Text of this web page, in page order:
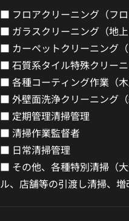
■ フロアクリーニング（フ
■ ガラスクリーニング（地
■ カーペットクリーニング
■ 石質系タイル特殊クリー
■ 各種コーティング作業（
■ 外壁面洗浄クリーニング（
■ 定期管理清掃管理
■ 清掃作業監督者
■ 日常清掃管理
■ その他、各種特別清掃（
ル、店舗等の引渡し清掃、